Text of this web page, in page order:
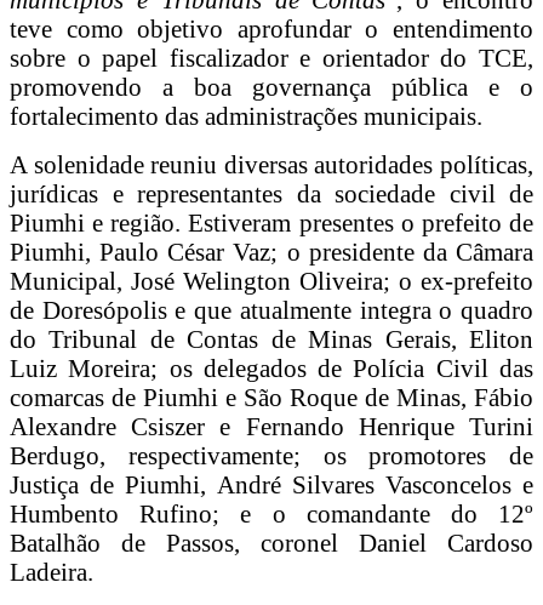
teve como objetivo aprofundar o entendimento
sobre o papel fiscalizador e orientador do TCE,
promovendo a boa governança pública e o
fortalecimento das administrações municipais.
A solenidade reuniu diversas autoridades políticas,
jurídicas e representantes da sociedade civil de
Piumhi e região. Estiveram presentes o prefeito de
Piumhi, Paulo César Vaz; o presidente da Câmara
Municipal, José Welington Oliveira; o ex-prefeito
de Doresópolis e que atualmente integra o quadro
do Tribunal de Contas de Minas Gerais, Eliton
Luiz Moreira; os delegados de Polícia Civil das
comarcas de Piumhi e São Roque de Minas, Fábio
Alexandre Csiszer e Fernando Henrique Turini
Berdugo, respectivamente; os promotores de
Justiça de Piumhi, André Silvares Vasconcelos e
Humbento Rufino; e o comandante do 12º
Batalhão de Passos, coronel Daniel Cardoso
Ladeira.